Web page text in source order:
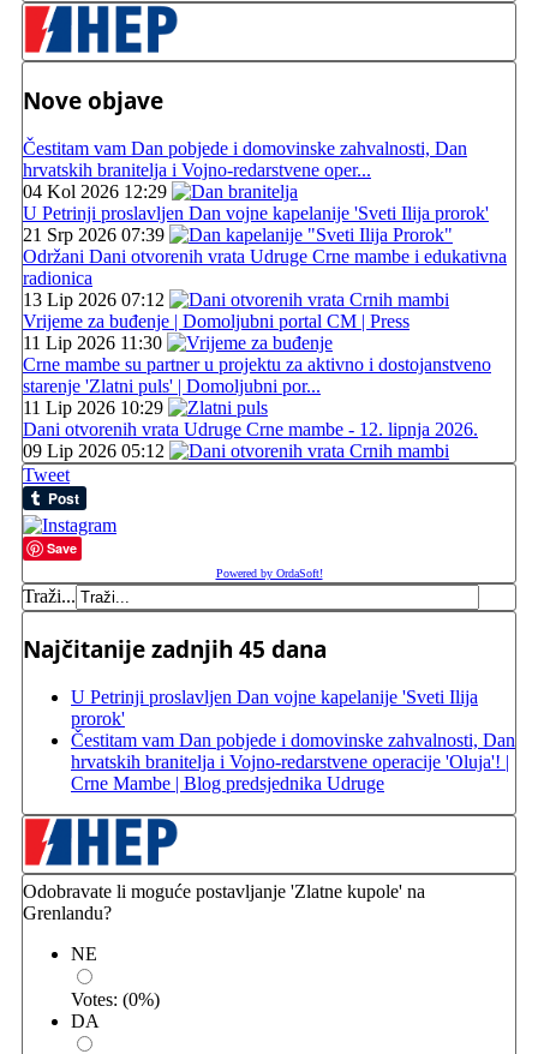
Nove objave
Čestitam vam Dan pobjede i domovinske zahvalnosti, Dan
hrvatskih branitelja i Vojno-redarstvene oper...
04 Kol 2026 12:29
U Petrinji proslavljen Dan vojne kapelanije 'Sveti Ilija prorok'
21 Srp 2026 07:39
Održani Dani otvorenih vrata Udruge Crne mambe i edukativna
radionica
13 Lip 2026 07:12
Vrijeme za buđenje | Domoljubni portal CM | Press
11 Lip 2026 11:30
Crne mambe su partner u projektu za aktivno i dostojanstveno
starenje 'Zlatni puls' | Domoljubni por...
11 Lip 2026 10:29
Dani otvorenih vrata Udruge Crne mambe - 12. lipnja 2026.
09 Lip 2026 05:12
Tweet
Save
Powered by OrdaSoft!
Traži...
Najčitanije zadnjih 45 dana
U Petrinji proslavljen Dan vojne kapelanije 'Sveti Ilija
prorok'
Čestitam vam Dan pobjede i domovinske zahvalnosti, Dan
hrvatskih branitelja i Vojno-redarstvene operacije 'Oluja'! |
Crne Mambe | Blog predsjednika Udruge
Odobravate li moguće postavljanje 'Zlatne kupole' na
Grenlandu?
NE
Votes: (0%)
DA